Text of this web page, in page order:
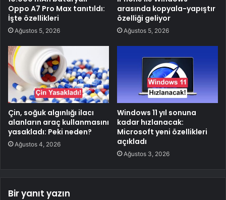
Oppo A7 Pro Max tanıtıldı:
İşte özellikleri
Ağustos 5, 2026
arasında kopyala-yapıştır
özelliği geliyor
Ağustos 5, 2026
Çin, soğuk algınlığı ilacı
alanların araç kullanmasını
yasakladı: Peki neden?
Ağustos 4, 2026
Windows 11 yıl sonuna
kadar hızlanacak:
Microsoft yeni özellikleri
açıkladı
Ağustos 3, 2026
Bir yanıt yazın